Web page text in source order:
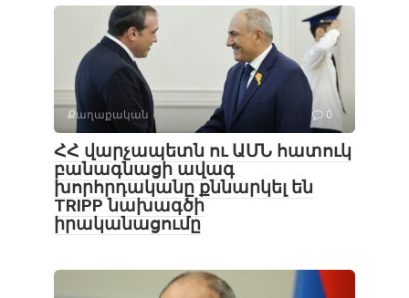
Քաղաքական 0
ՀՀ վարչապետն ու ԱՄՆ հատուկ
բանագնացի ավագ
խորհրդականը քննարկել են
TRIPP նախագծի
իրականացումը